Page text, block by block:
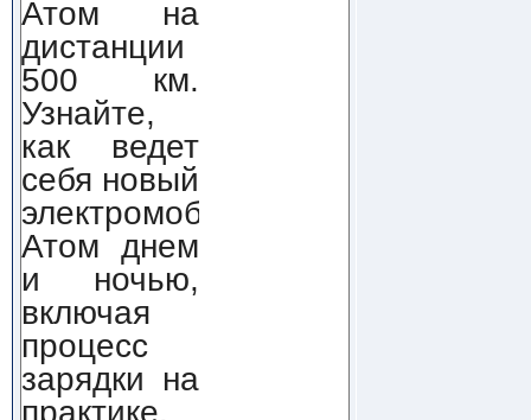
Атом на
дистанции
500 км.
Узнайте,
как ведет
себя новый
электромобиль
Атом днем
и ночью,
включая
процесс
зарядки на
практике.